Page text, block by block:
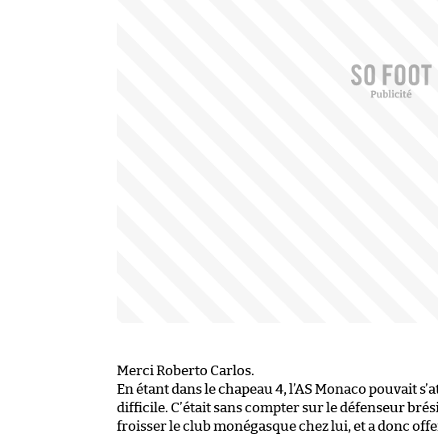
Merci Roberto Carlos.
En étant dans le chapeau 4, l’AS Monaco pouvait
difficile. C’était sans compter sur le défenseur
froisser le club monégasque chez lui, et a donc